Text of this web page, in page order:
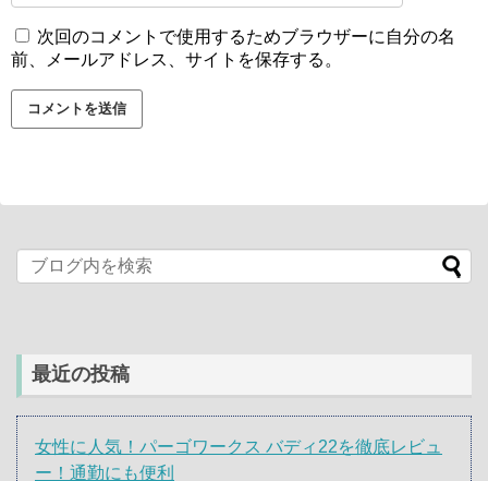
次回のコメントで使用するためブラウザーに自分の名
前、メールアドレス、サイトを保存する。
最近の投稿
女性に人気！パーゴワークス バディ22を徹底レビュ
ー！通勤にも便利